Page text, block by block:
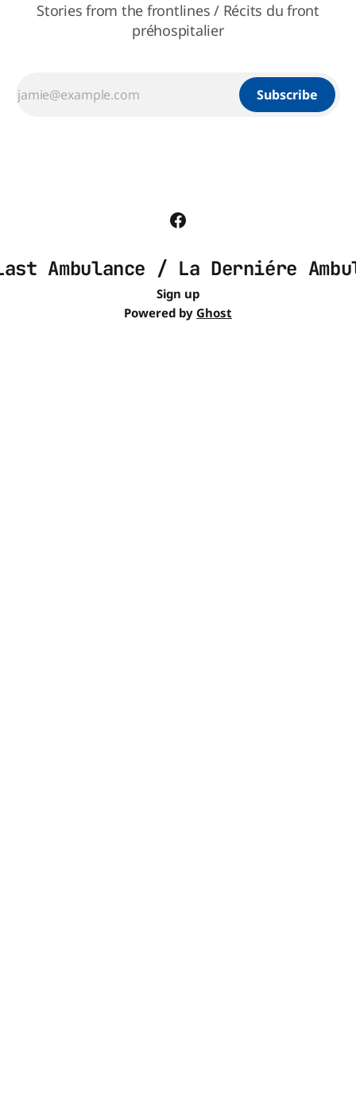
Stories from the frontlines / Récits du front
préhospitalier
Subscribe
Ambulance / La Derniére
Sign up
Powered by Ghost